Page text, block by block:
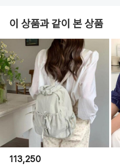
이 상품과 같이 본 상품
113,250